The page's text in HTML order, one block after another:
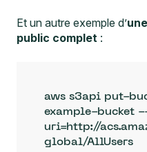
Et un autre exemple d’
public complet :
aws s3api put-
example-bucket
uri=http://
global/AllUsers